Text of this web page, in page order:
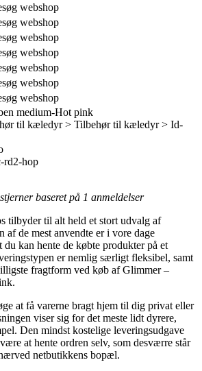
webshop
webshop
webshop
webshop
webshop
webshop
webshop
medium-Hot pink
til kæledyr > Tilbehør til kæledyr > Id-
rd2-hop
baseret på 1 anmeldelser
tilbyder til alt held et stort udvalg af
af de mest anvendte er i vore dage
du kan hente de købte produkter på et
er nemlig særligt fleksibel, samt
fragtform ved køb af Glimmer –
at få varerne bragt hjem til dig privat eller
viser sig for det meste lidt dyrere,
Den mindst kostelige leveringsudgave
at hente ordren selv, som desværre står
netbutikkens bopæl.